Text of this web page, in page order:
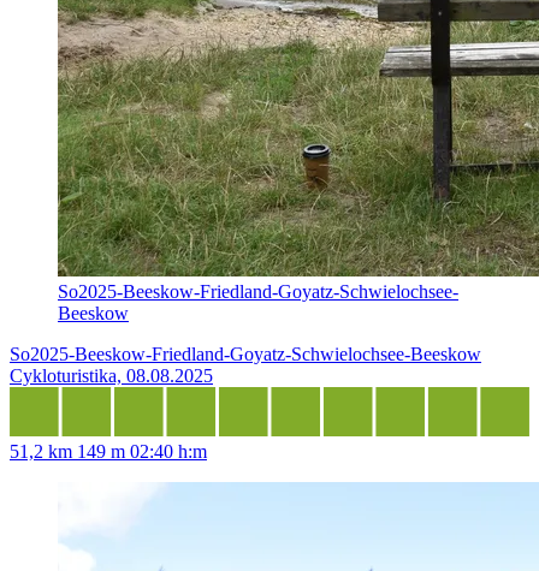
So2025-Beeskow-Friedland-Goyatz-Schwielochsee-
Beeskow
So2025-Beeskow-Friedland-Goyatz-Schwielochsee-Beeskow
Cykloturistika, 08.08.2025
51,2 km 149 m 02:40 h:m